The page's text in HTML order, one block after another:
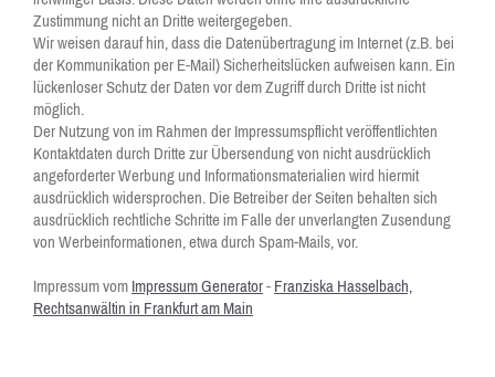
Zustimmung nicht an Dritte weitergegeben.
Wir weisen darauf hin, dass die Datenübertragung im Internet (z.B. bei
der Kommunikation per E-Mail) Sicherheitslücken aufweisen kann. Ein
lückenloser Schutz der Daten vor dem Zugriff durch Dritte ist nicht
möglich.
Der Nutzung von im Rahmen der Impressumspflicht veröffentlichten
Kontaktdaten durch Dritte zur Übersendung von nicht ausdrücklich
angeforderter Werbung und Informationsmaterialien wird hiermit
ausdrücklich widersprochen. Die Betreiber der Seiten behalten sich
ausdrücklich rechtliche Schritte im Falle der unverlangten Zusendung
von Werbeinformationen, etwa durch Spam-Mails, vor.
Impressum vom Impressum Generator- Franziska Hasselbach,
Rechtsanwältin in Frankfurt am Main